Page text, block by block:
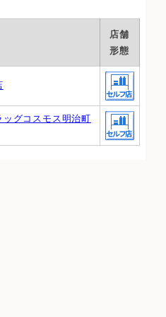
店舗
形態
グコスモス明治町